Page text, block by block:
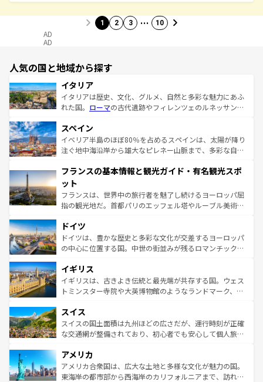
1 2 3 … 10
AD
AD
人気の国と地域から探す
イタリア
イタリアは歴史、文化、グルメ、自然と多彩な魅力にあふ
れた国。 ローマの古代遺跡やフィレンツェのルネッサンス
ろん、トスカーナの美しい田園風景やアマルフィ海岸の絶
景など、自然景観も見逃せない。観光の合間には、本場の
ピザやパスタなど、絶品のイタリア料理を堪能することも
ませてくれるイタリアで、忘れられない旅をしてみよう！
なお、新着のイタリア情報は
しい。
スペイン
イベリア半島のほぼ80％を占めるスペインは、太陽が降り
注ぐ地中海沿岸から雄大なピレネー山脈まで、多彩な自然
文化が根付くこの国では、情熱的なフラメンコ、熱気あふ
れる闘牛、そして美味しいタパスが生活の一部となってい
る。首都マドリードの洗練された雰囲気や、バルセロナの
アートに溢れた街角から、地方では古代ローマ遺跡や中世
せる。地方によって風土や気候が異なるスペインはその個
性で訪れる人を魅了する。 なお、新着のスペイン情報は コ
ンテンツ一覧を参照してほしい。
フランスの基本情報と観光ガイド・有名観光スポ
ット
フランスは、世界中の旅行者を魅了し続けるヨーロッパ屈
指の観光地だ。首都パリのエッフェル塔やルーブル美術館
で、幅広い魅力が詰まっている。華麗な宮殿、歴史的な大
聖堂、美しいビーチ、そして豊かな自然が、訪れる者を心
から魅了する。また、フランスは美食の国としても知ら
いる。シャンパンの発祥地であるランス、プロヴァンスの
香り高いラベンダー畑など、多彩な楽しみ方が可能だ。さ
らに、パリ以外の地域にも魅力が溢れており、どの街角に
れる地方に足を運ぶとそれぞれで全く異なる文化を体験で
きるだろう。 なお、新着のフランス情報はコンテンツ一覧
を参照してほしい。
ドイツ
ドイツは、豊かな歴史と多彩な文化が交差するヨーロッパ
の中心に位置する国。中世の街並みが残るロマンチック街
顔を持つこの国は、どこを歩いても飽きることがない。ベ
ルリンの文化的活気、バイエルン州のアルプスの絶景、そ
してライン川沿いのワイン畑といった風景は必見。ビール
は、お酒好きな人にはぜひ体験してほしい。 なお、新着の
ドイツ情報はコンテンツ一覧を参照してほしい。
イギリス
イギリスは、古きよき伝統と最先端が共存する国。ウェス
トミンスター寺院や大英博物館のようなランドマーク、歴
リアごとに異なる魅力がある。また、優雅なアフタヌーン
ティー、ビール好きにはたまらない英国パブ、サッカー観
戦など、本場だからこそできる体験も豊富。イギリスを旅
ンツ一覧を参照してほしい。
スイス
スイスの国土面積は九州ほどの広さだが、運行時刻が正確
な交通網が整備されており、初心者でも安心して個人旅行
の建物がそのまま残る町や、スイスならではのユニークな
博物館もあり、アルプス観光だけでなく町歩きも満喫する
ことができる。国民の所得が高いため物価も高いが、旅行
アメリカ
アメリカ合衆国は、広大な土地と多様な文化が魅力の国。
東海岸の都市部から西海岸のカリフォルニアまで、訪れる